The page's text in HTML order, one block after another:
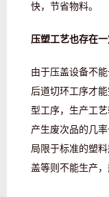
快，节省物料。
压塑工艺也存在一
由于压盖设备不
后道切环工序才
型工序，生产工
产生废次品的几
局限于标准的塑
盖等则不能生产